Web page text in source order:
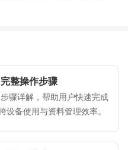
整操作步骤
骤详解，帮助用户快速完成
设备使用与资料管理效率。